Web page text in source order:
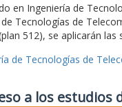
en Ingeniería de
Tecnologías de
512), se aplicarán
de Tecnologías de
a los estudios